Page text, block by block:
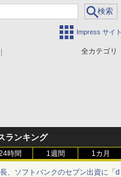
Impress サイト
全カテゴリ
ランキング
時間 1週間 1カ月
、ソフトバンクのセブン出資に「d